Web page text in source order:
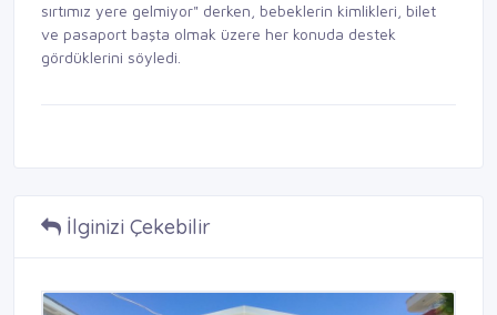
sırtımız yere gelmiyor" derken, bebeklerin kimlikleri, bilet
ve pasaport başta olmak üzere her konuda destek
gördüklerini söyledi.
İlginizi Çekebilir